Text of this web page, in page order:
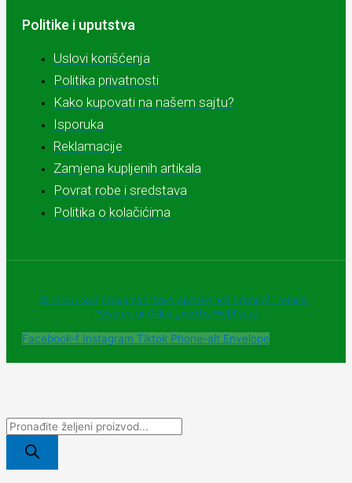
Politike i uputstva
Uslovi korišćenja
Politika privatnosti
Kako kupovati na našem sajtu?
Isporuka
Reklamacije
Zamjena kupljenih artikala
Povrat robe i sredstava
Politika o kolačićima
© 2025 - Sva prava zadržava Apoteke "Belladonna" Trebinje |
Powered and designed by Webherzz
Facebook-f Instagram Tiktok Phone-alt Envelope